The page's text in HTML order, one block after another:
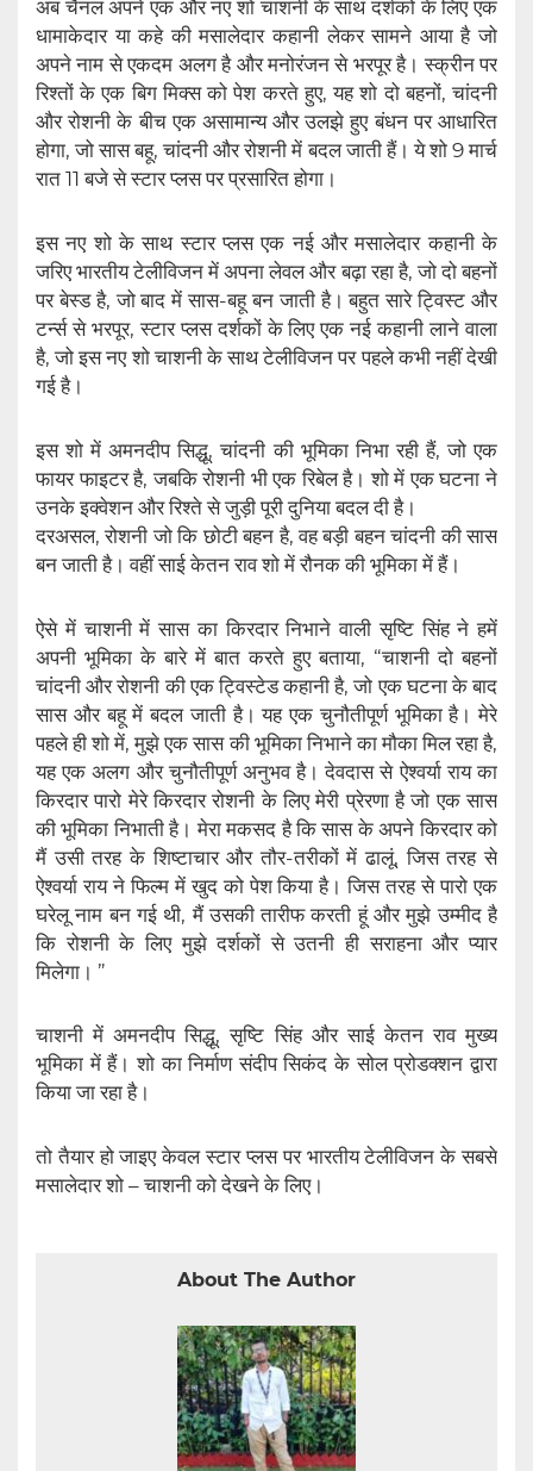
अब चैनल अपने एक और नए शो चाशनी के साथ दर्शकों के लिए एक
धामाकेदार या कहे की मसालेदार कहानी लेकर सामने आया है जो
अपने नाम से एकदम अलग है और मनोरंजन से भरपूर है। स्क्रीन पर
रिश्तों के एक बिग मिक्स को पेश करते हुए, यह शो दो बहनों, चांदनी
और रोशनी के बीच एक असामान्य और उलझे हुए बंधन पर आधारित
होगा, जो सास बहू, चांदनी और रोशनी में बदल जाती हैं। ये शो 9 मार्च
रात 11 बजे से स्टार प्लस पर प्रसारित होगा।
इस नए शो के साथ स्टार प्लस एक नई और मसालेदार कहानी के
जरिए भारतीय टेलीविजन में अपना लेवल और बढ़ा रहा है, जो दो बहनों
पर बेस्ड है, जो बाद में सास-बहू बन जाती है। बहुत सारे ट्विस्ट और
टर्न्स से भरपूर, स्टार प्लस दर्शकों के लिए एक नई कहानी लाने वाला
है, जो इस नए शो चाशनी के साथ टेलीविजन पर पहले कभी नहीं देखी
गई है।
इस शो में अमनदीप सिद्धू, चांदनी की भूमिका निभा रही हैं, जो एक
फायर फाइटर है, जबकि रोशनी भी एक रिबेल है। शो में एक घटना ने
उनके इक्वेशन और रिश्ते से जुड़ी पूरी दुनिया बदल दी है।
दरअसल, रोशनी जो कि छोटी बहन है, वह बड़ी बहन चांदनी की सास
बन जाती है। वहीं साई केतन राव शो में रौनक की भूमिका में हैं।
ऐसे में चाशनी में सास का किरदार निभाने वाली सृष्टि सिंह ने हमें
अपनी भूमिका के बारे में बात करते हुए बताया, “चाशनी दो बहनों
चांदनी और रोशनी की एक ट्विस्टेड कहानी है, जो एक घटना के बाद
सास और बहू में बदल जाती है। यह एक चुनौतीपूर्ण भूमिका है। मेरे
पहले ही शो में, मुझे एक सास की भूमिका निभाने का मौका मिल रहा है,
यह एक अलग और चुनौतीपूर्ण अनुभव है। देवदास से ऐश्वर्या राय का
किरदार पारो मेरे किरदार रोशनी के लिए मेरी प्रेरणा है जो एक सास
की भूमिका निभाती है। मेरा मकसद है कि सास के अपने किरदार को
मैं उसी तरह के शिष्टाचार और तौर-तरीकों में ढालूं, जिस तरह से
ऐश्वर्या राय ने फिल्म में खुद को पेश किया है। जिस तरह से पारो एक
घरेलू नाम बन गई थी, मैं उसकी तारीफ करती हूं और मुझे उम्मीद है
कि रोशनी के लिए मुझे दर्शकों से उतनी ही सराहना और प्यार
मिलेगा। ”
चाशनी में अमनदीप सिद्धू, सृष्टि सिंह और साई केतन राव मुख्य
भूमिका में हैं। शो का निर्माण संदीप सिकंद के सोल प्रोडक्शन द्वारा
किया जा रहा है।
तो तैयार हो जाइए केवल स्टार प्लस पर भारतीय टेलीविजन के सबसे
मसालेदार शो – चाशनी को देखने के लिए।
About The Author